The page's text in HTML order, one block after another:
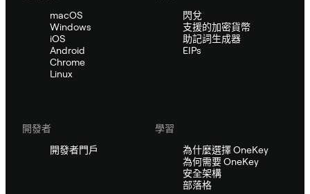
macOS
Windows
iOS
Android
Chrome
Linux
閃兌
支援的加密貨幣
助記詞生成器
EIPs
開發者
開發者門戶
學習
為什麼選擇 OneKey
為何需要 OneKey
安全架構
部落格